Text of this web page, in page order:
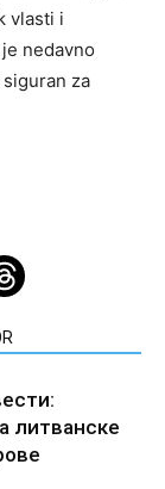
vlasti i
nedavno
za
литванске